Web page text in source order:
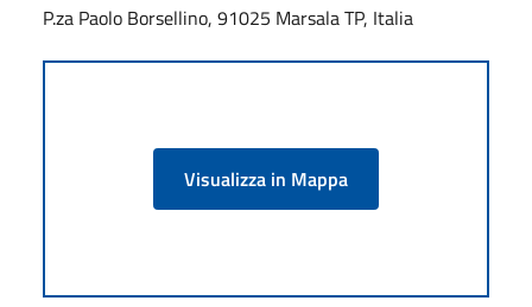
P.za Paolo Borsellino, 91025 Marsala TP, Italia
Visualizza in Mappa